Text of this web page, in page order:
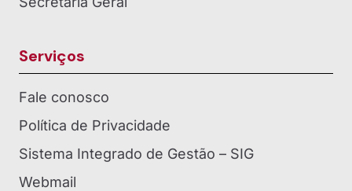
Serviços
Fale conosco
Política de Privacidade
Sistema Integrado de Gestão – SIG
Webmail